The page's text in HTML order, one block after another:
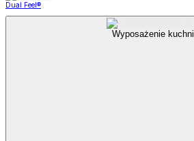
Dual Feel®
Wyposażenie kuchni